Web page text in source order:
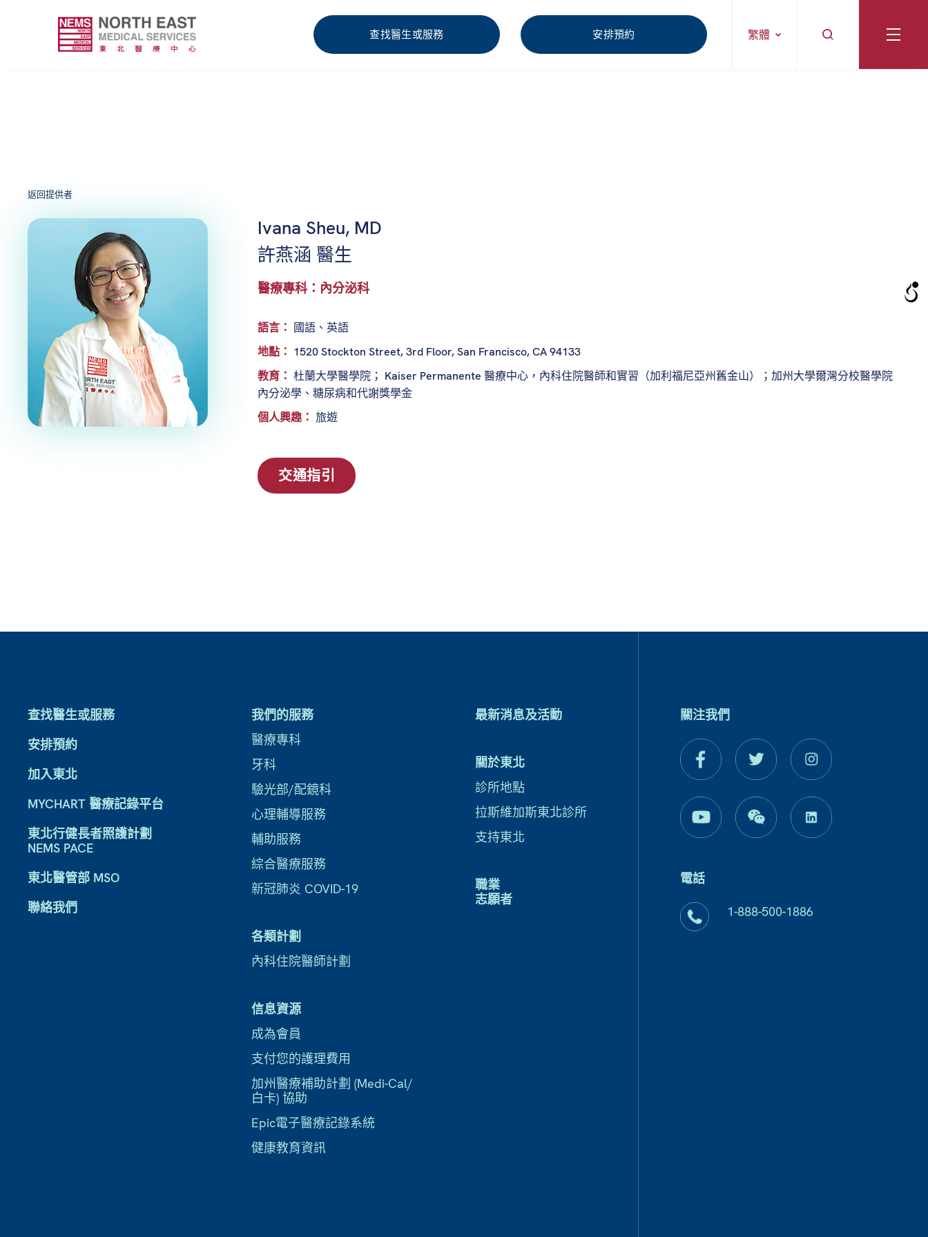
查找醫生或服務 安排預約 繁體
返回提供者
Ivana Sheu, MD
許燕涵 醫生
醫療專科：內分泌科
語言： 國語、英語
地點： 1520 Stockton Street, 3rd Floor, San Francisco, CA 94133
教育： 杜蘭大學醫學院； Kaiser Permanente 醫療中心，內科住院醫師和實習（加利福尼亞州舊金山）；加州大學爾灣分校醫學院
內分泌學、糖尿病和代謝獎學金
個人興趣： 旅遊
交通指引
查找醫生或服務
安排預約
加入東北
MYCHART 醫療記錄平台
東北行健長者照護計劃
NEMS PACE
東北醫管部 MSO
聯絡我們
我們的服務
醫療專科
牙科
驗光部/配鏡科
心理輔導服務
輔助服務
綜合醫療服務
新冠肺炎 COVID-19
各類計劃
內科住院醫師計劃
信息資源
成為會員
支付您的護理費用
加州醫療補助計劃 (Medi-Cal/
白卡) 協助
Epic電子醫療記錄系統
健康教育資訊
最新消息及活動
關於東北
診所地點
拉斯維加斯東北診所
支持東北
職業
志願者
關注我們
電話
1-888-500-1886